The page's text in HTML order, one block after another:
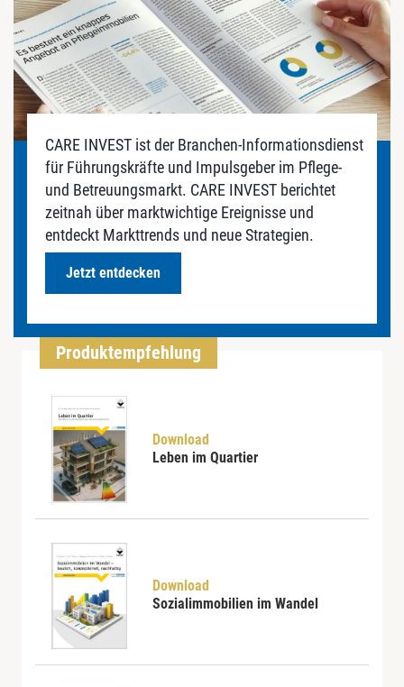
CARE INVEST ist der Branchen-Informationsdienst
für Führungskräfte und Impulsgeber im Pflege-
und Betreuungsmarkt. CARE INVEST berichtet
zeitnah über marktwichtige Ereignisse und
entdeckt Markttrends und neue Strategien.
Jetzt entdecken
Produktempfehlung
Download
Leben im Quartier
Download
Sozialimmobilien im Wandel